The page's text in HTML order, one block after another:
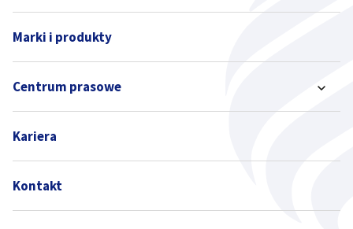
Marki i produkty
Centrum prasowe
Kariera
Kontakt